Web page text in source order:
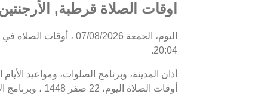
اوقات الصلاة قرطبة,
20:04.
أذان المدينة، وبرنامج الصلوات، ومواعيد